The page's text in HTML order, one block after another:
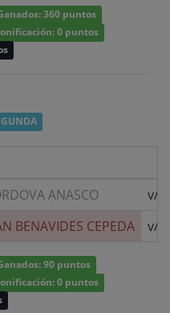
360 puntos
0 puntos
ANASCO
v/s
BENAVIDES CEPEDA v/s
90 puntos
0 puntos